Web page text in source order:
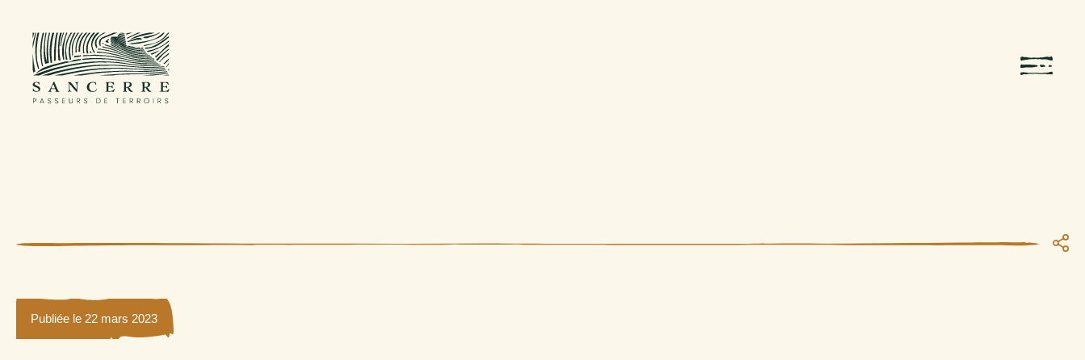
Publiée le 22 mars 2023